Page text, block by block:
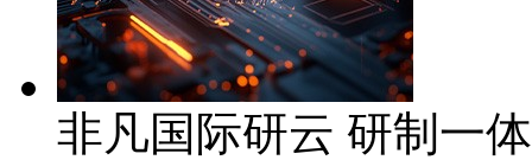
非凡国际研云 研制一